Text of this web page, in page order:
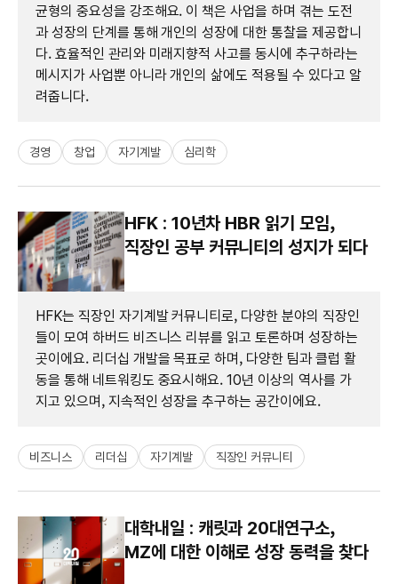
균형의 중요성을 강조해요. 이 책은 사업을 하며 겪는 도전
과 성장의 단계를 통해 개인의 성장에 대한 통찰을 제공합니
다. 효율적인 관리와 미래지향적 사고를 동시에 추구하라는
메시지가 사업뿐 아니라 개인의 삶에도 적용될 수 있다고 알
려줍니다.
경영 창업 자기계발 심리학
HFK : 10년차 HBR 읽기 모임,
직장인 공부 커뮤니티의 성지가 되다
HFK는 직장인 자기계발 커뮤니티로, 다양한 분야의 직장인
들이 모여 하버드 비즈니스 리뷰를 읽고 토론하며 성장하는
곳이에요. 리더십 개발을 목표로 하며, 다양한 팀과 클럽 활
동을 통해 네트워킹도 중요시해요. 10년 이상의 역사를 가
지고 있으며, 지속적인 성장을 추구하는 공간이에요.
비즈니스 리더십 자기계발 직장인 커뮤니티
대학내일 : 캐릿과 20대연구소,
MZ에 대한 이해로 성장 동력을 찾다